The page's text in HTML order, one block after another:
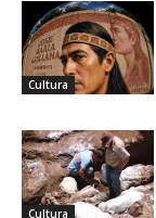
Cultura
Cultura